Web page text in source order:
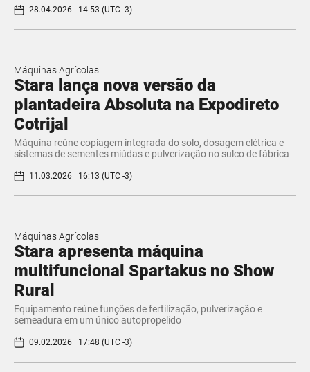
28.04.2026 | 14:53 (UTC -3)
Máquinas Agrícolas
Stara lança nova versão da
plantadeira Absoluta na Expodireto
Cotrijal
Máquina reúne copiagem integrada do solo, dosagem elétrica e
sistemas de sementes miúdas e pulverização no sulco de fábrica
11.03.2026 | 16:13 (UTC -3)
Máquinas Agrícolas
Stara apresenta máquina
multifuncional Spartakus no Show
Rural
Equipamento reúne funções de fertilização, pulverização e
semeadura em um único autopropelido
09.02.2026 | 17:48 (UTC -3)